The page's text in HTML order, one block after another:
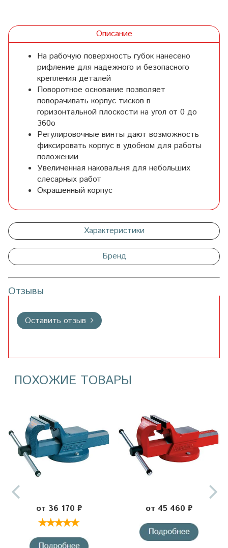
Описание
На рабочую поверхность губок нанесено
рифление для надежного и безопасного
крепления деталей
Поворотное основание позволяет
поворачивать корпус тисков в
горизонтальной плоскости на угол от 0 до
360о
Регулировочные винты дают возможность
фиксировать корпус в удобном для работы
положении
Увеличенная наковальня для небольших
слесарных работ
Окрашенный корпус
Характеристики
Бренд
Отзывы
Оставить отзыв
ПОХОЖИЕ ТОВАРЫ
от 36 170 ₽ от 45 460 ₽